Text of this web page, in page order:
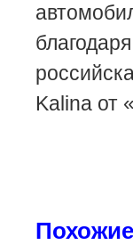
Kalina от